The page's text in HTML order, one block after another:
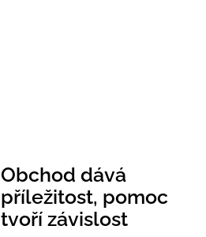
Obchod dává
příležitost, pomoc
tvoří závislost